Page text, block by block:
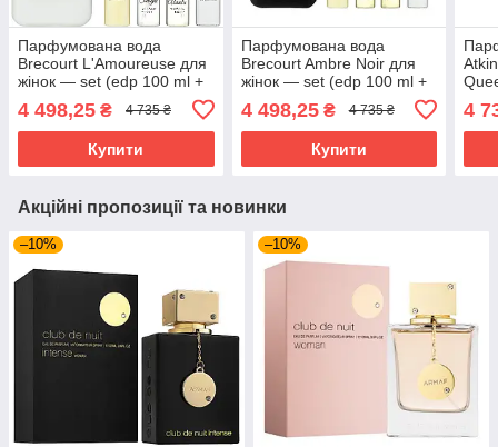
Парфумована вода
Brecourt L'Amoureuse для
жінок — set (edp 100 ml +
edp 7 ml * 2 + edp 5 ml * 2)
4 498,25 ₴ 4 735 ₴
Купити
Парфумована вода
Brecourt Ambre Noir для
жінок — set (edp 100 ml +
edp 7 ml * 2 + edp 5 ml * 2)
4 498,25₴ 4 735 ₴
Купити
4
Акційні пропозиції та новинки
–10% –10%